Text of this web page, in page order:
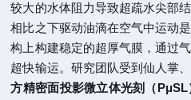
较大的水体阻力导致超疏水尖部
相比之下驱动油滴在空气中运动
构上构建稳定的超厚气膜，通过
超快输运。研究团队受到仙人掌
方精密面投影微立体光刻（